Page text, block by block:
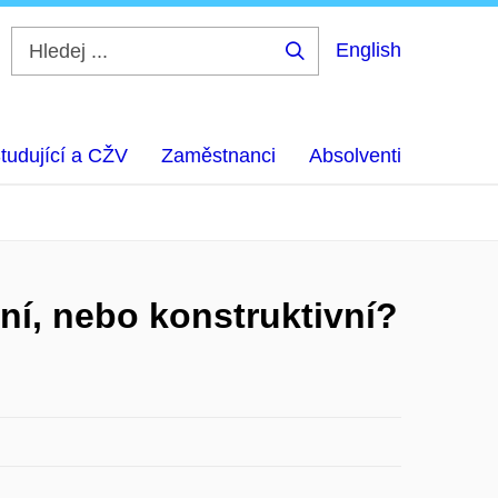
English
a CŽV Zaměstnanci Absolventi
nebo konstruktivní?